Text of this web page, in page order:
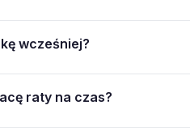
wcześniej?
raty na czas?